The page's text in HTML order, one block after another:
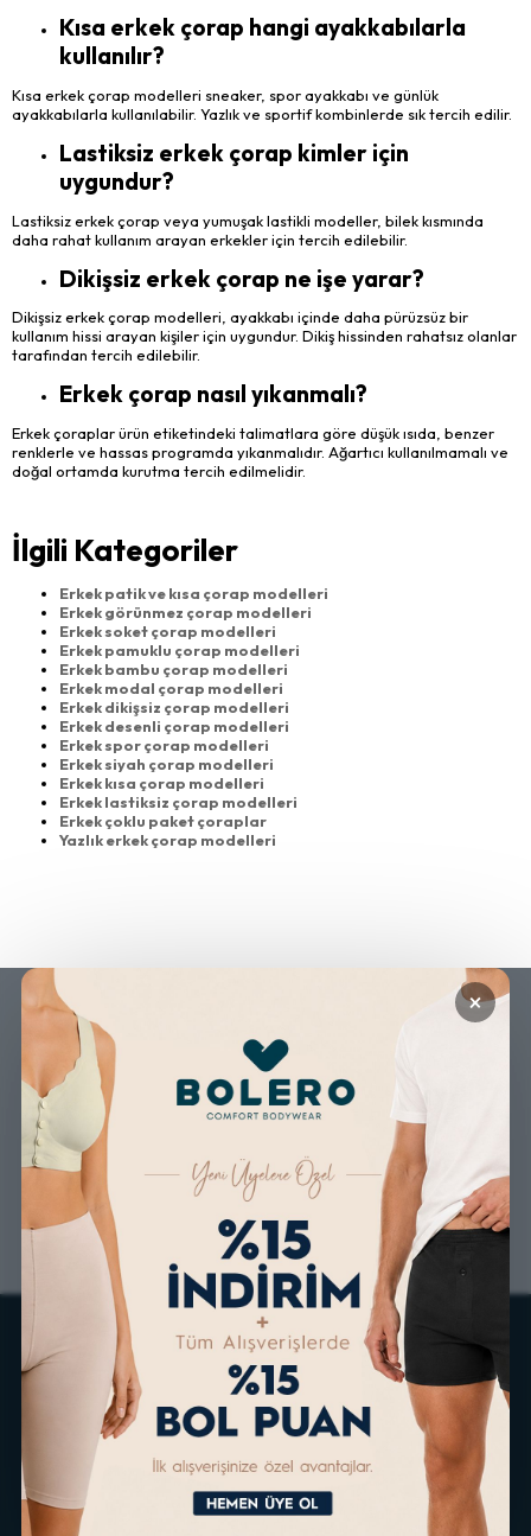
Kısa erkek çorap hangi ayakkabılarla
kullanılır?
Kısa erkek çorap modelleri sneaker, spor ayakkabı ve günlük
ayakkabılarla kullanılabilir. Yazlık ve sportif kombinlerde sık tercih edilir.
Lastiksiz erkek çorap kimler için
uygundur?
Lastiksiz erkek çorap veya yumuşak lastikli modeller, bilek kısmında
daha rahat kullanım arayan erkekler için tercih edilebilir.
Dikişsiz erkek çorap ne işe yarar?
Dikişsiz erkek çorap modelleri, ayakkabı içinde daha pürüzsüz bir
kullanım hissi arayan kişiler için uygundur. Dikiş hissinden rahatsız olanlar
tarafından tercih edilebilir.
Erkek çorap nasıl yıkanmalı?
Erkek çoraplar ürün etiketindeki talimatlara göre düşük ısıda, benzer
renklerle ve hassas programda yıkanmalıdır. Ağartıcı kullanılmamalı ve
doğal ortamda kurutma tercih edilmelidir.
İlgili Kategoriler
Erkek patik ve kısa çorap modelleri
Erkek görünmez çorap modelleri
Erkek soket çorap modelleri
Erkek pamuklu çorap modelleri
Erkek bambu çorap modelleri
Erkek modal çorap modelleri
Erkek dikişsiz çorap modelleri
Erkek desenli çorap modelleri
Erkek spor çorap modelleri
Erkek siyah çorap modelleri
Erkek kısa çorap modelleri
Erkek lastiksiz çorap modelleri
Erkek çoklu paket çoraplar
Yazlık erkek çorap modelleri
ÜCRETSİZ KARGO GÜVENLİ ALIŞVERİŞ
KOLAY İADE & DEĞİŞİM
ALTERNATİF ÖDEME
İMKANLARI
×